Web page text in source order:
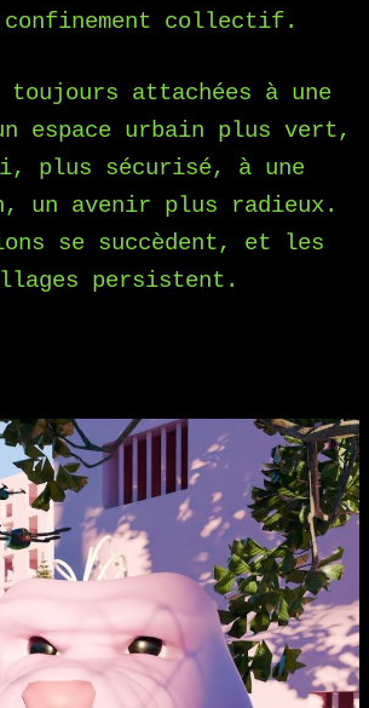
collectif.
attachées à une
espace urbain plus vert,
plus sécurisé, à une
un avenir plus radieux.
se succèdent, et les
persistent.